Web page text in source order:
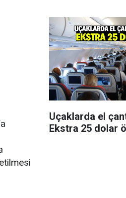
Uçaklarda el
Ekstra 25 dolar